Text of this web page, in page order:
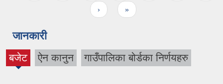
› »
जानकारी
बजेट
(active
ऐन कानुन गाउँपालिका बोर्डका निर्णयहरु